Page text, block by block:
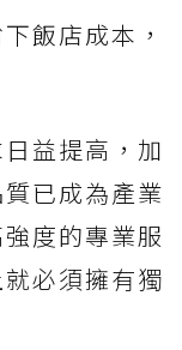
飯店成本，
益提高，加
已成為產業
度的專業服
必須擁有獨